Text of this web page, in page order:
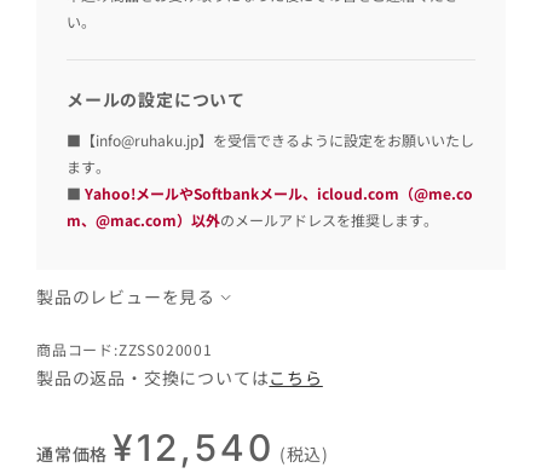
い。
メールの設定について
■【info@ruhaku.jp】を受信できるように設定をお願いいたし
ます。
■ Yahoo!メールやSoftbankメール、icloud.com（@me.co
m、@mac.com）以外のメールアドレスを推奨します。
製品のレビューを見る
商品コード:ZZSS020001
製品の返品・交換についてはこちら
通常価格 ¥12,540 (税込)